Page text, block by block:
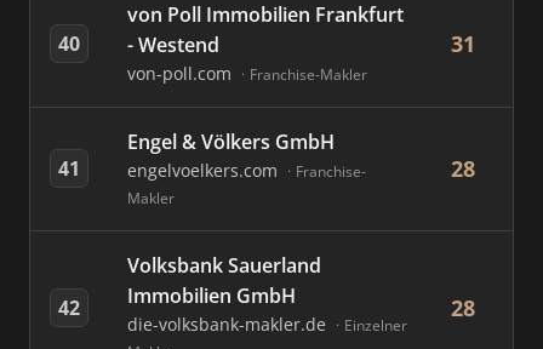
40
von Poll Immobilien Frankfurt
- Westend
von-poll.com Franchise-Makler
31
41
Engel & Völkers GmbH
engelvoelkers.com
Franchise-
Makler
28
42
Volksbank Sauerland
Immobilien GmbH
die-volksbank-makler.de
Einzelner
28